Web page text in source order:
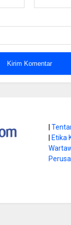
|
|Etika
di Gunung
Ini